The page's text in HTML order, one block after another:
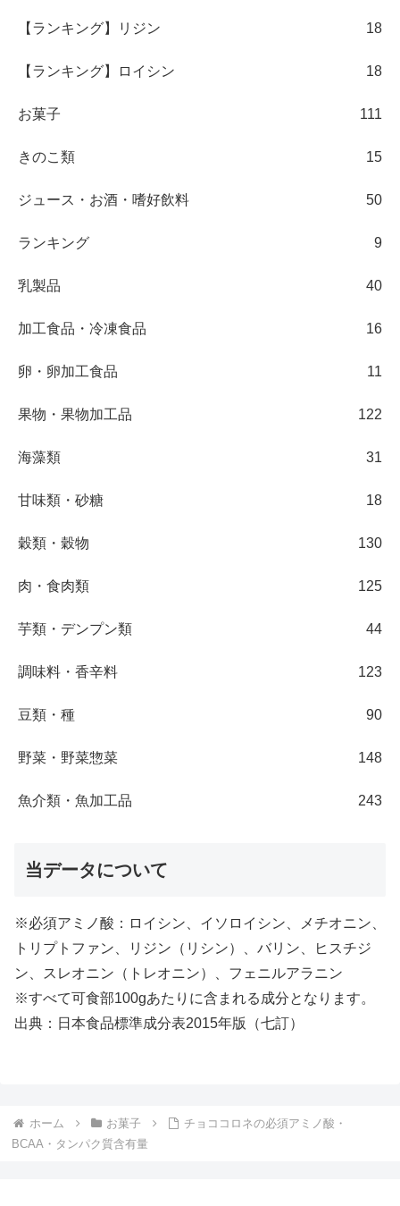
【ランキング】リジン 18
【ランキング】ロイシン 18
お菓子 111
きのこ類 15
ジュース・お酒・嗜好飲料 50
ランキング 9
乳製品 40
加工食品・冷凍食品 16
卵・卵加工食品 11
果物・果物加工品 122
海藻類 31
甘味類・砂糖 18
穀類・穀物 130
肉・食肉類 125
芋類・デンプン類 44
調味料・香辛料 123
豆類・種 90
野菜・野菜惣菜 148
魚介類・魚加工品 243
当データについて
※必須アミノ酸：ロイシン、イソロイシン、メチオニン、
トリプトファン、リジン（リシン）、バリン、ヒスチジ
ン、スレオニン（トレオニン）、フェニルアラニン
※すべて可食部100gあたりに含まれる成分となります。
出典：日本食品標準成分表2015年版（七訂）
ホーム お菓子
チョココロネの必須アミノ酸・
BCAA・タンパク質含有量